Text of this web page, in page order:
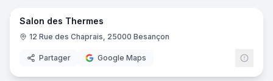
Salon des Thermes
12 Rue des Chaprais, 25000 Besançon
Partager Google Maps